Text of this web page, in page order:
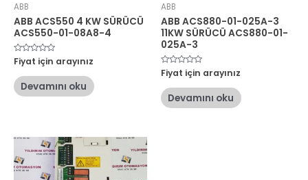
ABB
ABB ACS550 4 KW SÜRÜCÜ
ACS550-01-08A8-4
5
üzerinden
oy
aldı
Fiyat için arayınız
Devamını oku
ABB
ABB ACS880-01-025A-3
11KW SÜRÜCÜ ACS880-01-
025A-3
5
üzerinden
oy
aldı
Fiyat için arayınız
Devamını oku